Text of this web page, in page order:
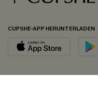
CUPSHE-APP HERUNTERLADEN